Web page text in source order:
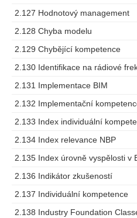
2.127 Hodnotový management
2.128 Chyba modelu
2.129 Chybějící kompetence
2.130 Identifikace na rádiové
2.131 Implementace BIM
2.132 Implementační
2.133 Index individuální
2.134 Index relevance NBP
2.135 Index úrovně vyspělosti v
2.136 Indikátor zkušeností
2.137 Individuální kompetence
2.138 Industry Foundation